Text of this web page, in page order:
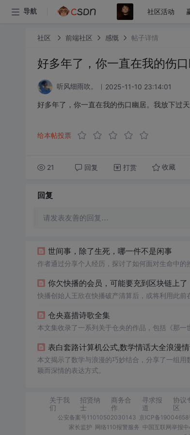
导航 社区活动
社区 前端社区 感慨 帖子详情
好多年了，你一直在我的伤
听风细雨吹。 2025-11-10 23:14:01
好多年了，你一直在我的伤口幽居。我放下过
给本帖投票
21 回复 打赏 收藏
回复
请发表友善的回复…
世间事，除了生死，哪一件不是闲事
作者通过分享个人经历，探讨了如何面对生命中
你欠快播的会员，可能要充到区块链上了
快播创始人王欣在快播破产清算后，或将利用此前
仓央嘉措诗歌全集
本文集收录了一系列关于仓央的作品，包括《那一
表白套路计算机公式,数学情话大全浪漫
本文揭示了数学与浪漫的巧妙结合，分享了一组
颖而深情的表达方式。
关于我
们
招贤纳
士
商务合
作
寻求报
道
协议
区
公安备案号11010502030143 京ICP备19004658
家长监护 网络110报警服务 中国互联网举报中